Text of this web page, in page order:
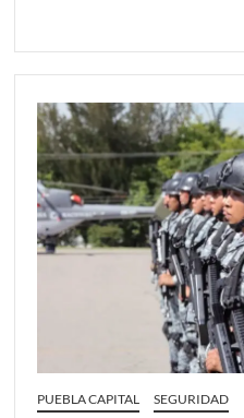
PUEBLA CAPITAL SEGURIDAD